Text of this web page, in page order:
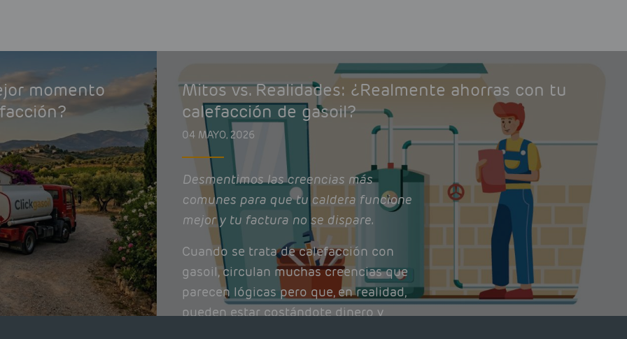
momento
Mitos vs. Realidades: ¿Realmente ahorras con tu
calefacción de gasoil?
04 MAYO, 2026
Desmentimos las creencias más
comunes para que tu caldera funcione
mejor y tu factura no se dispare.
Cuando se trata de calefacción con
gasoil, circulan muchas creencias que
parecen lógicas pero que, en realidad,
pueden estar costándote dinero y